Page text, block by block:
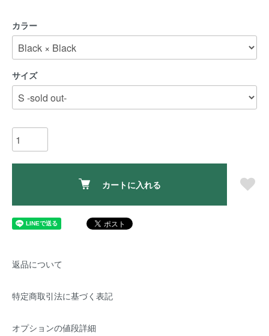
カラー
サイズ
カートに入れる
返品について
特定商取引法に基づく表記
オプションの値段詳細